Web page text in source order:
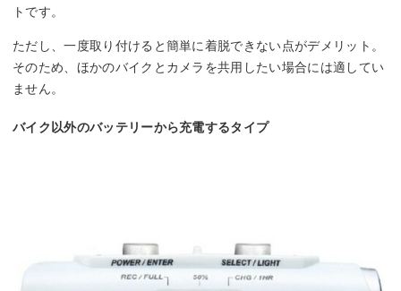
トです。
ただし、一度取り付けると簡単に着脱できない点がデメリット。
そのため、ほかのバイクとカメラを共用したい場合には適してい
ません。
バイク以外のバッテリーから充電するタイプ